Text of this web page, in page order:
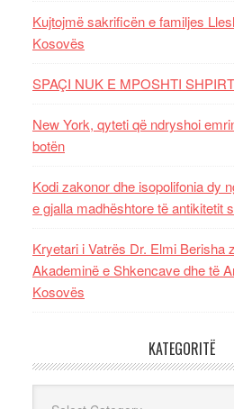
Kujtojmë sakrificën e familjes
Kosovës
SPAÇI NUK E MPOSHTI
New York, qyteti që ndryshoi
botën
Kodi zakonor dhe isopolifonia dy
e gjalla madhështore të antikitetit
Kryetari i Vatrës Dr. Elmi Berisha
Akademinë e Shkencave dhe të
Kosovës
KATEGORITË